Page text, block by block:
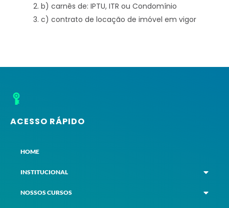
b) carnês de: IPTU, ITR ou Condomínio
c) contrato de locação de imóvel em vigor
ACESSO RÁPIDO
HOME
INSTITUCIONAL
NOSSOS CURSOS